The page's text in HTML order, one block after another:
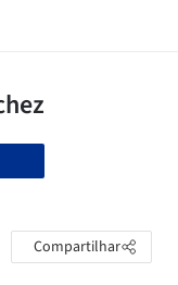
Compartilhar